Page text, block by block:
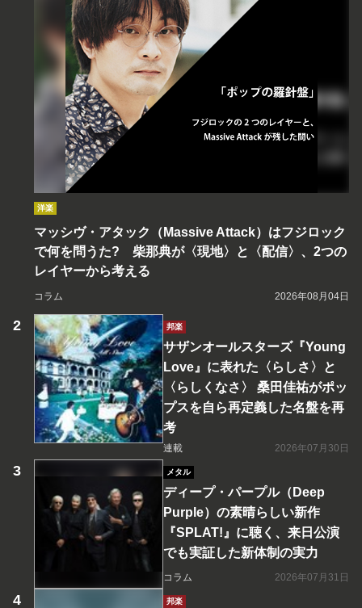
洋楽
マッシヴ・アタック（Massive Attack）はフジロック
で何を問うた? 柴那典が〈現地〉と〈配信〉、2つの
レイヤーから考える
コラム 2026年08月04日
邦楽
サザンオールスターズ『Young
Love』に表れた〈らしさ〉と
〈らしくなさ〉 桑田佳祐がポッ
プスを自ら再定義した名盤を再
考
連載 2026年07月30日
メタル
ディープ・パープル（Deep
Purple）の素晴らしい新作
『SPLAT!』に聴く、来日公演
でも実証した新体制の実力
コラム 2026年07月31日
邦楽